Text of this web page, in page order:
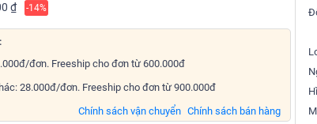
₫ -14%
đơn. Freeship cho đơn từ 600.000đ
28.000đ/đơn. Freeship cho đơn từ 900.000đ
Chính sách bán hàng
Chính sách vận chuyển